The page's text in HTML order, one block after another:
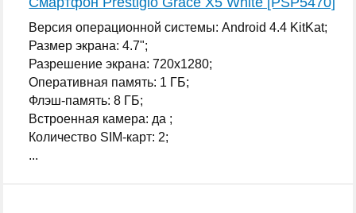
Версия операционной системы: Android 4.4 KitKat;
Размер экрана: 4.7";
Разрешение экрана: 720x1280;
Оперативная память: 1 ГБ;
Флэш-память: 8 ГБ;
Встроенная камера: да ;
Количество SIM-карт: 2;
...